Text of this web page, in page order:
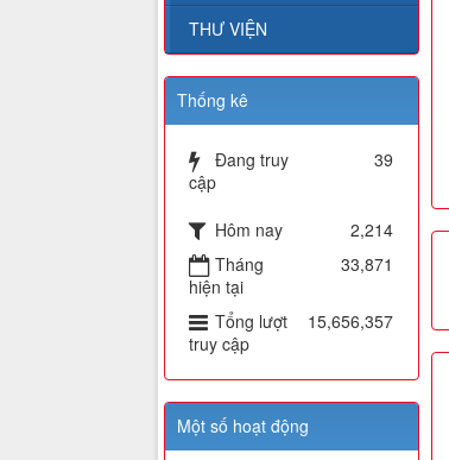
THƯ VIỆN
Thống kê
Đang truy
cập
39
Hôm nay
2,214
Tháng
hiện tại
33,871
Tổng lượt
truy cập
15,656,357
Một số hoạt động